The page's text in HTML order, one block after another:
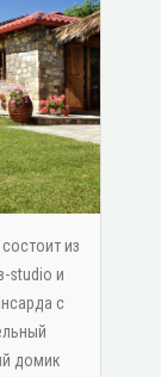
из
studio и
с
домик